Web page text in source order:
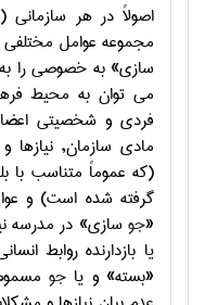
اصولاً در هر
مجموعه عوامل
سازي» به خصوصي را
مي توان به محيط
فردي و شخصيتي
مادي سازمان,
(که عموماً متناسب با
گرفته شده است) و
«جوسازي» در مدرسه
يا بازدارنده روابط
«بسته» و يا جو